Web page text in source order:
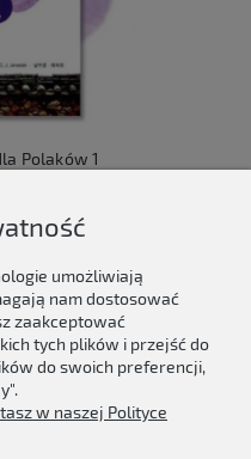
Polaków 1
chcesz otrzymywać
i promocjach.
umożliwiają
nam dostosować
zaakceptować
tych plików i przejść do
do swoich preferencji,
w naszej Polityce